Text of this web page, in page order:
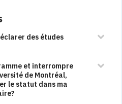
des études
et interrompre
de Montréal,
le statut dans ma